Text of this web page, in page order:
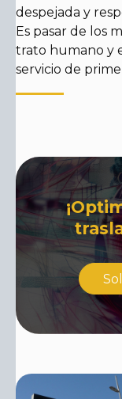
despejada y
Es pasar de los
trato humano y
servicio de